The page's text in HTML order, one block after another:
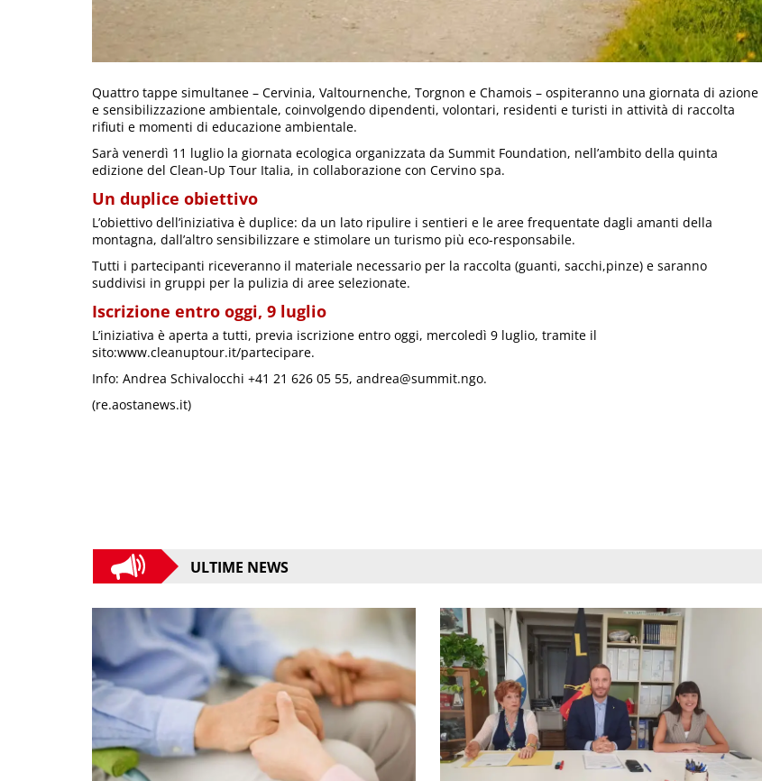
Quattro tappe simultanee – Cervinia, Valtournenche, Torgnon e Chamois – ospiteranno una giornata di azione
e sensibilizzazione ambientale, coinvolgendo dipendenti, volontari, residenti e turisti in attività di raccolta
rifiuti e momenti di educazione ambientale.
Sarà venerdì 11 luglio la giornata ecologica organizzata da Summit Foundation, nell’ambito della quinta
edizione del Clean-Up Tour Italia, in collaborazione con Cervino spa.
Un duplice obiettivo
L’obiettivo dell’iniziativa è duplice: da un lato ripulire i sentieri e le aree frequentate dagli amanti della
montagna, dall’altro sensibilizzare e stimolare un turismo più eco-responsabile.
Tutti i partecipanti riceveranno il materiale necessario per la raccolta (guanti, sacchi,pinze) e saranno
suddivisi in gruppi per la pulizia di aree selezionate.
Iscrizione entro oggi, 9 luglio
L’iniziativa è aperta a tutti, previa iscrizione entro oggi, mercoledì 9 luglio, tramite il
sito:www.cleanuptour.it/partecipare.
Info: Andrea Schivalocchi +41 21 626 05 55, andrea@summit.ngo.
(re.aostanews.it)
ULTIME NEWS